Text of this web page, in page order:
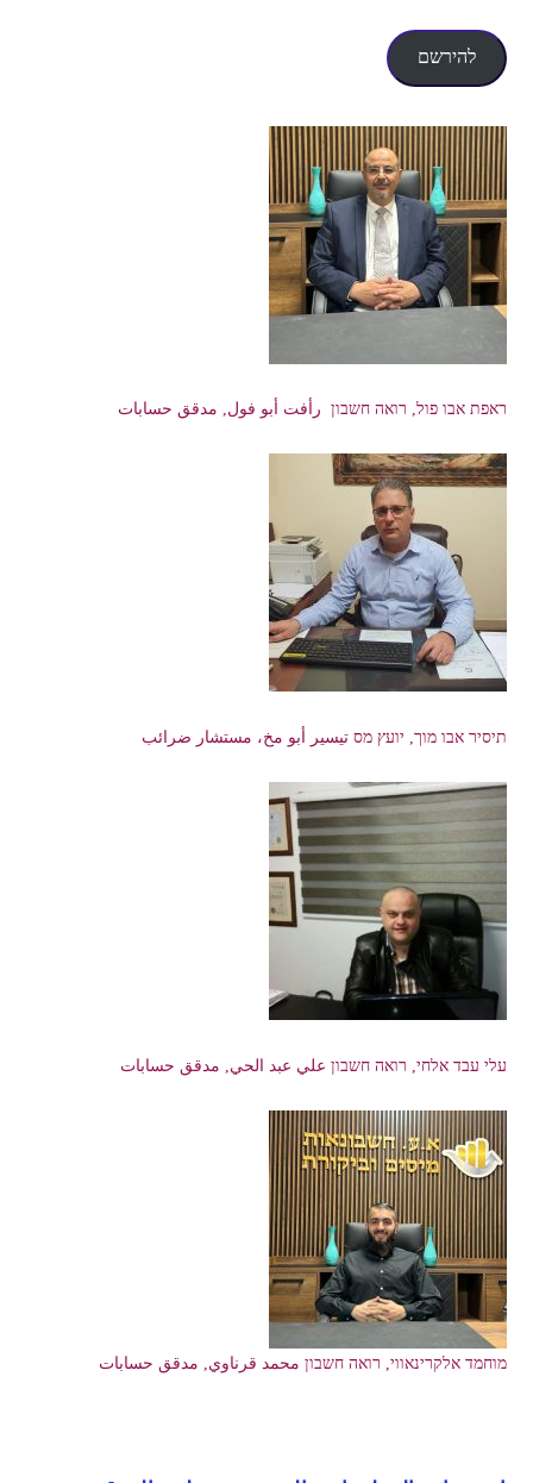
אלקטרוני
להירשם
ראפת אבו פול, רואה חשבון رأفت أبو فول, مدقق حسابات
תיסיר אבו מוך, יועץ מס تيسير أبو مخ، مستشار ضرائب
עלי עבד אלחי, רואה חשבון علي عبد الحي, مدقق حسابات
מוחמד אלקרינאווי, רואה חשבון محمد قرناوي, مدقق حسابات